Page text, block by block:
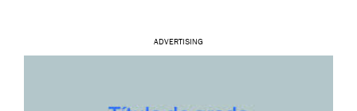
ADVERTISING